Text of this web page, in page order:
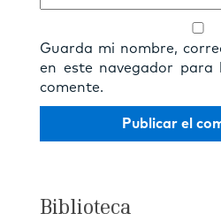
Guarda mi nombre,
en este navegador para
comente.
Biblioteca